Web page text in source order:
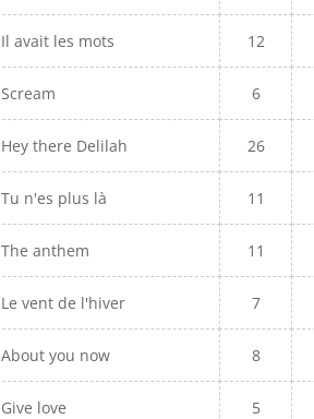
Il avait les mots 12
Scream 6
Hey there Delilah 26
Tu n'es plus là 11
The anthem 11
Le vent de l'hiver 7
About you now 8
Give love 5